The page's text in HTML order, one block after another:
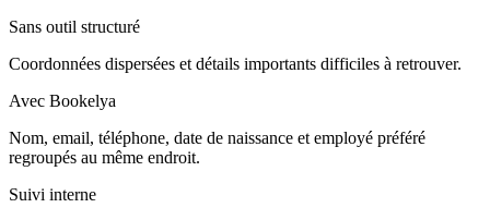
Sans outil structuré
Coordonnées dispersées et détails importants difficiles à retrouver.
Avec Bookelya
Nom, email, téléphone, date de naissance et employé préféré
regroupés au même endroit.
Suivi interne